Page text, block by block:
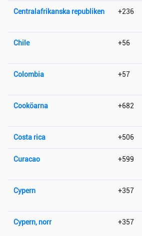
Centralafrikanska republiken +236
Chile +56
Colombia +57
Cooköarna +682
Costa rica +506
Curacao +599
Cypern +357
Cypern, norr +357